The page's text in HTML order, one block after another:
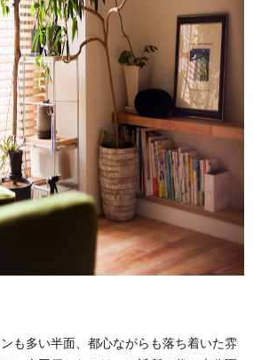
も多い半面、都心ながらも落ち着いた雰